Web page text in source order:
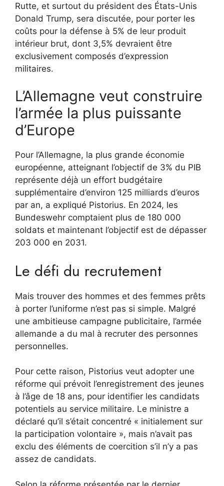
Rutte, et surtout du président des États-Unis
Donald Trump, sera discutée, pour porter les
coûts pour la défense à 5% de leur produit
intérieur brut, dont 3,5% devraient être
exclusivement composés d’expression
militaires.
L’Allemagne veut construire
l’armée la plus puissante
d’Europe
Pour l’Allemagne, la plus grande économie
européenne, atteignant l’objectif de 3% du PIB
représente déjà un effort budgétaire
supplémentaire d’environ 125 milliards d’euros
par an, a expliqué Pistorius. En 2024, les
Bundeswehr comptaient plus de 180 000
soldats et maintenant l’objectif est de dépasser
203 000 en 2031.
Le défi du recrutement
Mais trouver des hommes et des femmes prêts
à porter l’uniforme n’est pas si simple. Malgré
une ambitieuse campagne publicitaire, l’armée
allemande a du mal à recruter des personnes
personnelles.
Pour cette raison, Pistorius veut adopter une
réforme qui prévoit l’enregistrement des jeunes
à l’âge de 18 ans, pour identifier les candidats
potentiels au service militaire. Le ministre a
déclaré qu’il s’était concentré « initialement sur
la participation volontaire », mais n’avait pas
exclu des éléments de coercition s’il n’y a pas
assez de candidats.